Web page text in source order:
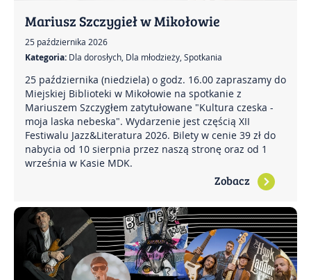
Mikołowskie Dni
Gazeta
Mariusz Szczygieł w Mikołowie
25 października 2026
Kategoria: Dla dorosłych, Dla młodzieży, Spotkania
25 października (niedziela) o godz. 16.00 zapraszamy do
Miejskiej Biblioteki w Mikołowie na spotkanie z
Mariuszem Szczygłem zatytułowane "Kultura czeska -
moja laska nebeska". Wydarzenie jest częścią XII
Festiwalu Jazz&Literatura 2026. Bilety w cenie 39 zł do
nabycia od 10 sierpnia przez naszą stronę oraz od 1
września w Kasie MDK.
Zobacz